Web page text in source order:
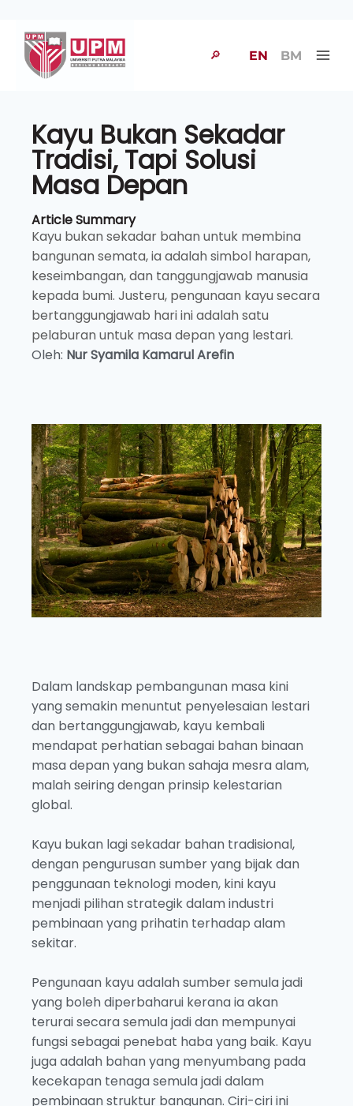
🔎 EN BM
Kayu Bukan Sekadar
Tradisi, Tapi Solusi
Masa Depan
Article Summary
Kayu bukan sekadar bahan untuk membina
bangunan semata, ia adalah simbol harapan,
keseimbangan, dan tanggungjawab manusia
kepada bumi. Justeru, pengunaan kayu secara
bertanggungjawab hari ini adalah satu
pelaburan untuk masa depan yang lestari.
Oleh: Nur Syamila Kamarul Arefin
Dalam landskap pembangunan masa kini
yang semakin menuntut penyelesaian lestari
dan bertanggungjawab, kayu kembali
mendapat perhatian sebagai bahan binaan
masa depan yang bukan sahaja mesra alam,
malah seiring dengan prinsip kelestarian
global.
Kayu bukan lagi sekadar bahan tradisional,
dengan pengurusan sumber yang bijak dan
penggunaan teknologi moden, kini kayu
menjadi pilihan strategik dalam industri
pembinaan yang prihatin terhadap alam
sekitar.
Pengunaan kayu adalah sumber semula jadi
yang boleh diperbaharui kerana ia akan
terurai secara semula jadi dan mempunyai
fungsi sebagai penebat haba yang baik. Kayu
juga adalah bahan yang menyumbang pada
kecekapan tenaga semula jadi dalam
pembinaan struktur bangunan. Ciri-ciri ini